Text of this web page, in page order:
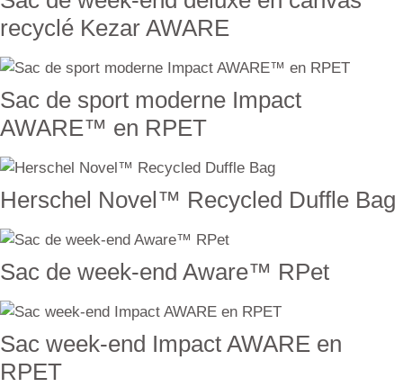
recyclé Kezar AWARE
Sac de sport moderne Impact
AWARE™ en RPET
Herschel Novel™ Recycled Duffle Bag
Sac de week-end Aware™ RPet
Sac week-end Impact AWARE en
RPET